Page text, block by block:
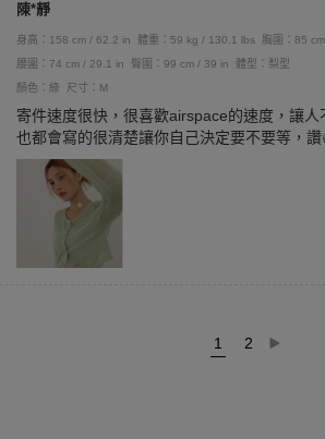
陳*靜
身高：158 cm / 62.2 in 體重：59 kg / 130.1 lbs
胸圍：85
腰圍：74 cm / 29.1 in
臀圍：99 cm / 39 in
體型：梨型
顏色：綠
尺寸：M
寄件速度很快，很喜歡airspace的速度，讓
也都會寫的很清楚讓你自己決定要不要等，讚
1 2